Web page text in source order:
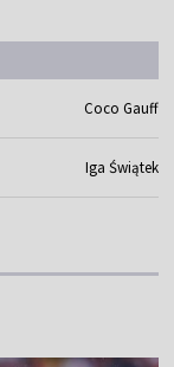
Coco Gauff
Iga Świątek